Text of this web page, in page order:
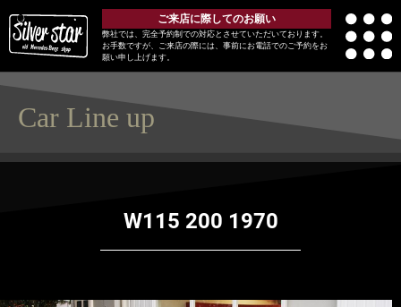
ご来店に際してのお願い
弊社では、完全予約制での対応とさせていただいております。
お手数ですが、ご来店の際には、事前にお電話でのご予約をお
願い申し上げます。
Car Line up
W115 200 1970